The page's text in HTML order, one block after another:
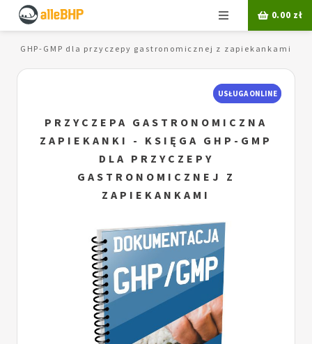
Menu 0.00 zł
GHP-GMP dla przyczepy gastronomicznej z zapiekankami
USŁUGA ONLINE
PRZYCZEPA GASTRONOMICZNA
ZAPIEKANKI - KSIĘGA GHP-GMP
DLA PRZYCZEPY
GASTRONOMICZNEJ Z
ZAPIEKANKAMI